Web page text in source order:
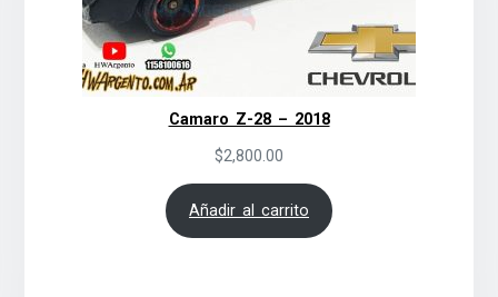
Camaro Z-28 – 2018
$2,800.00
Añadir al carrito